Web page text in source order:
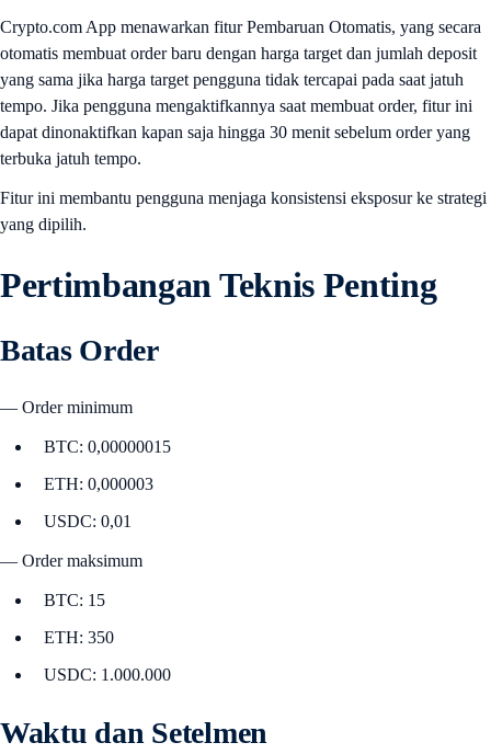
Crypto.com App menawarkan fitur Pembaruan Otomatis, yang secara
otomatis membuat order baru dengan harga target dan jumlah deposit
yang sama jika harga target pengguna tidak tercapai pada saat jatuh
tempo. Jika pengguna mengaktifkannya saat membuat order, fitur ini
dapat dinonaktifkan kapan saja hingga 30 menit sebelum order yang
terbuka jatuh tempo.
Fitur ini membantu pengguna menjaga konsistensi eksposur ke strategi
yang dipilih.
Pertimbangan Teknis Penting
Batas Order
— Order minimum
BTC: 0,00000015
ETH: 0,000003
USDC: 0,01
— Order maksimum
BTC: 15
ETH: 350
USDC: 1.000.000
Waktu dan Setelmen